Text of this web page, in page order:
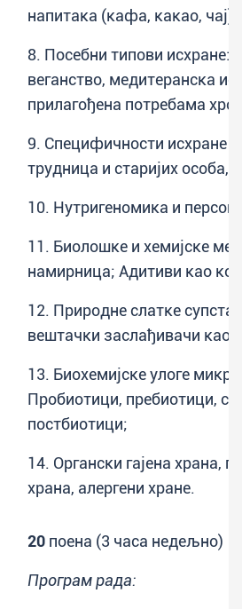
напитака (кафа, какао, чај);
8. Посебни типови исхране:
веганство, медитеранска
прилагођена потребама
9. Специфичности исхране
трудница и старијих особа,
10. Нутригеномика и
11. Биолошке и хемијске
намирница; Адитиви као
12. Природне слатке
вештачки заслађивачи као
13. Биохемијске улоге
Пробиотици, пребиотици,
постбиотици;
14. Органски гајена храна,
храна, алергени хране.
20 поена (3 часа недељно)
Програм рада: